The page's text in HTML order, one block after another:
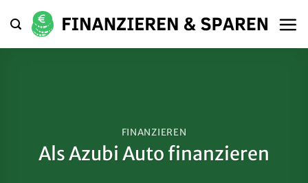
Inhalt
springen
FINANZIEREN
Als Azubi Auto finanzieren